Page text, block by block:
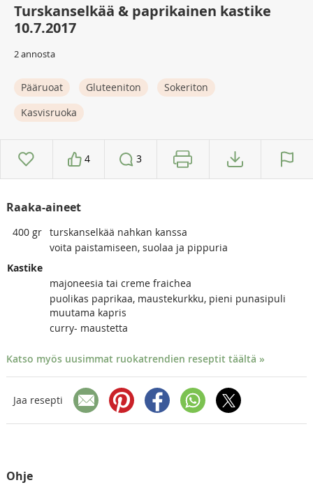
Turskanselkää & paprikainen kastike
10.7.2017
2 annosta
Pääruoat Gluteeniton
Sokeriton
Kasvisruoka
4 3
Raaka-aineet
400 gr turskanselkää nahkan kanssa
voita paistamiseen, suolaa ja pippuria
Kastike
majoneesia tai creme fraichea
puolikas paprikaa, maustekurkku, pieni punasipuli
muutama kapris
curry- maustetta
Katso myös uusimmat ruokatrendien reseptit täältä »
Jaa resepti
Ohje